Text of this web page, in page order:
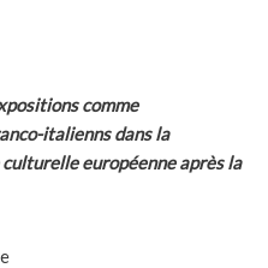
comme
italienns dans la
européenne après la